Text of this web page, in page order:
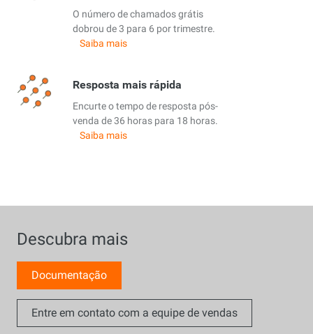
O número de chamados grátis
dobrou de 3 para 6 por trimestre.
Saiba mais
Resposta mais rápida
Encurte o tempo de resposta pós-
venda de 36 horas para 18 horas.
Saiba mais
Descubra mais
Documentação
Entre em contato com a equipe de vendas